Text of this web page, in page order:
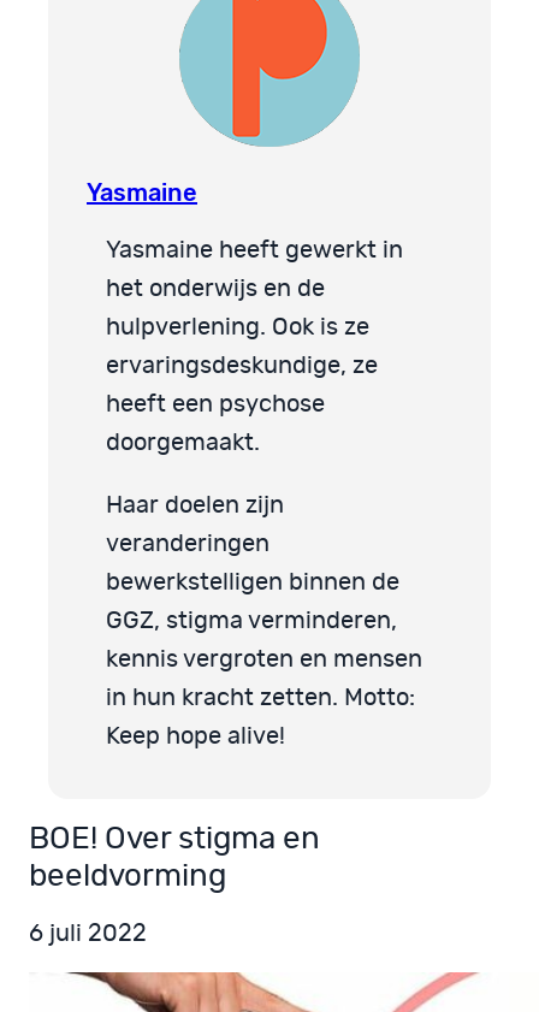
Yasmaine
Yasmaine heeft gewerkt in
het onderwijs en de
hulpverlening. Ook is ze
ervaringsdeskundige, ze
heeft een psychose
doorgemaakt.
Haar doelen zijn
veranderingen
bewerkstelligen binnen de
GGZ, stigma verminderen,
kennis vergroten en mensen
in hun kracht zetten. Motto:
Keep hope alive!
BOE! Over stigma en
beeldvorming
6 juli 2022